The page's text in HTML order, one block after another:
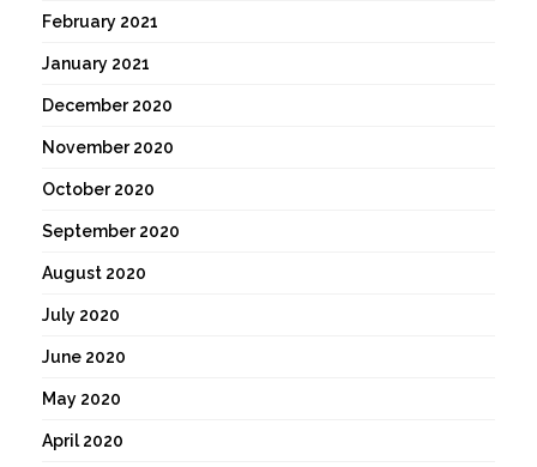
February 2021
January 2021
December 2020
November 2020
October 2020
September 2020
August 2020
July 2020
June 2020
May 2020
April 2020